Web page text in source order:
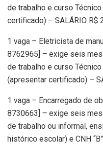
de trabalho e curso
certificado) – SALÁRIO R$
1 vaga – Eletricista de
8762965] – exige seis
de trabalho e curso
(apresentar certificado) –
1 vaga – Encarregado de
8730663] – exige seis
de trabalho ou informal,
histórico escolar) e CNH